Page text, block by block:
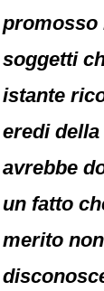
promosso
soggetti
istante
eredi
avrebbe
un fatto
merito